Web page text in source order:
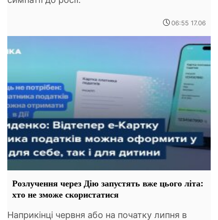
06:55 17.06
Розлучення через Дію запустять вже цього літа:
хто не зможе скористатися
Наприкінці червня або на початку липня в